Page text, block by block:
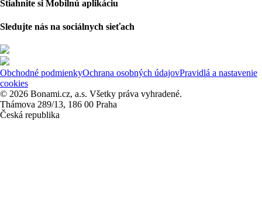
Stiahnite si Mobilnú aplikáciu
Sledujte nás na sociálnych sieťach
Obchodné podmienkyOchrana osobných údajovPravidlá a nastavenie
cookies
© 2026 Bonami.cz, a.s. Všetky práva vyhradené.
Thámova 289/13, 186 00 Praha
Česká republika